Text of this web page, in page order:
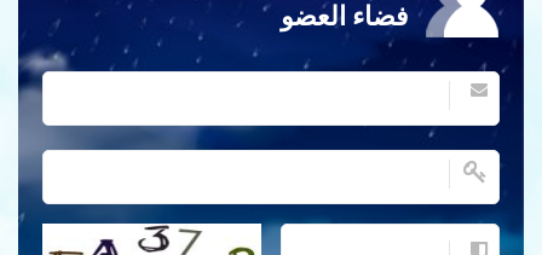
فضاء العضو